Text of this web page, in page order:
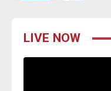
LIVE NOW